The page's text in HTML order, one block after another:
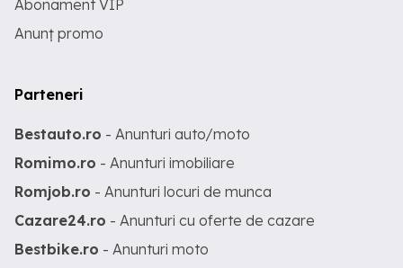
Abonament VIP
Anunț promo
Parteneri
Bestauto.ro - Anunturi auto/moto
Romimo.ro - Anunturi imobiliare
Romjob.ro - Anunturi locuri de munca
Cazare24.ro - Anunturi cu oferte de cazare
Bestbike.ro - Anunturi moto